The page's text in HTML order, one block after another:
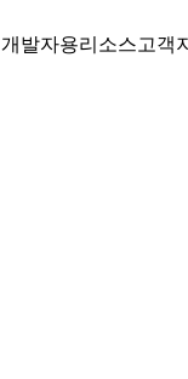
개발자용리소스고객